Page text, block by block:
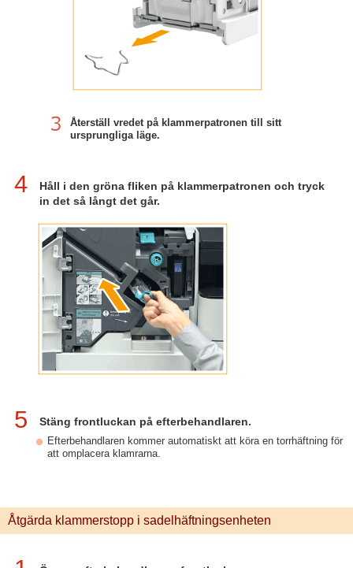
Återställ vredet på klammerpatronen till sitt
ursprungliga läge.
4
Håll i den gröna fliken på klammerpatronen och tryck
in det så långt det går.
5 Stäng frontluckan på efterbehandlaren.
Efterbehandlaren kommer automatiskt att köra en torrhäftning för
att omplacera klamrarna.
Åtgärda klammerstopp i sadelhäftningsenheten